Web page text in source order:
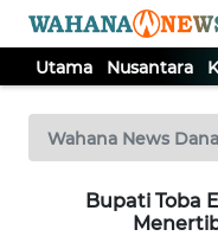
Utama Nusantara
Wahana News
Bupati Toba
TV
Tutup
UTAMA